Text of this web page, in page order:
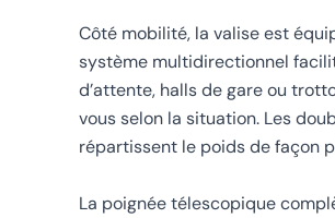
Côté mobilité, la valise est
système multidirectionnel
d’attente, halls de gare ou
vous selon la situation. Les
répartissent le poids de façon
La poignée télescopique